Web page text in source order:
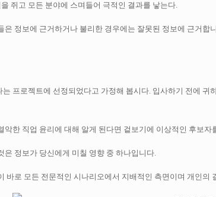
쥐고 모든 분야에 스며들어 극적인 결과를 낳는다.
은 정보에 근거하거나 불리한 경우에는 잘못된 정보에 근거합
프로젝트에 선정되었다고 가정해 봅시다. 입사하기 전에 귀
한 직업 윤리에 대해 알게 된다면 겉보기에 이상적인 후보자
정보가 당신에게 미칠 영향 중 하나입니다.
바로 모든 전문적인 시나리오에서 지배적인 측면이며 개인